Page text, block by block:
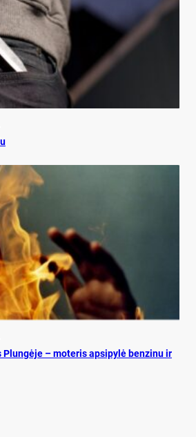
– mo­te­ris ap­si­py­lė ben­zi­nu ir